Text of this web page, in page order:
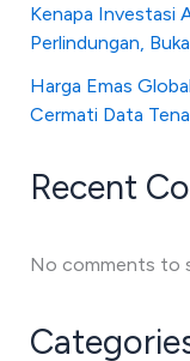
Kenapa Investasi
Perlindungan,
Harga Emas
Cermati Data
Recent
No comments to